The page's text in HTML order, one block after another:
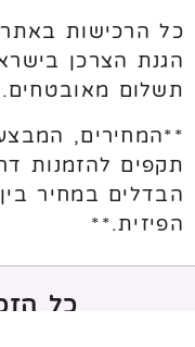
כל הרכישות
תשלום מאובטחים.
**המחירים,
תקפים להזמנות
הבדלים במחיר
הפיזית.**
כל